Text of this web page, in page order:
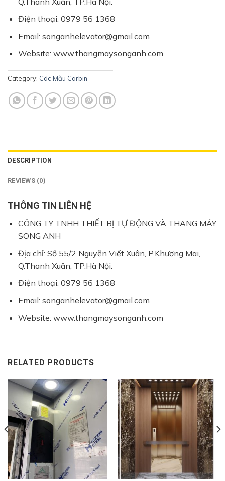
Điện thoại: 0979 56 1368
Email: songanhelevator@gmail.com
Website: www.thangmaysonganh.com
Category: Các Mẫu Carbin
DESCRIPTION
REVIEWS (0)
THÔNG TIN LIÊN HỆ
CÔNG TY TNHH THIẾT BỊ TỰ ĐỘNG VÀ THANG MÁY
SONG ANH
Địa chỉ: Số 55/2 Nguyễn Viết Xuân, P.Khương Mai,
Q.Thanh Xuân, TP.Hà Nội.
Điện thoại: 0979 56 1368
Email: songanhelevator@gmail.com
Website: www.thangmaysonganh.com
RELATED PRODUCTS